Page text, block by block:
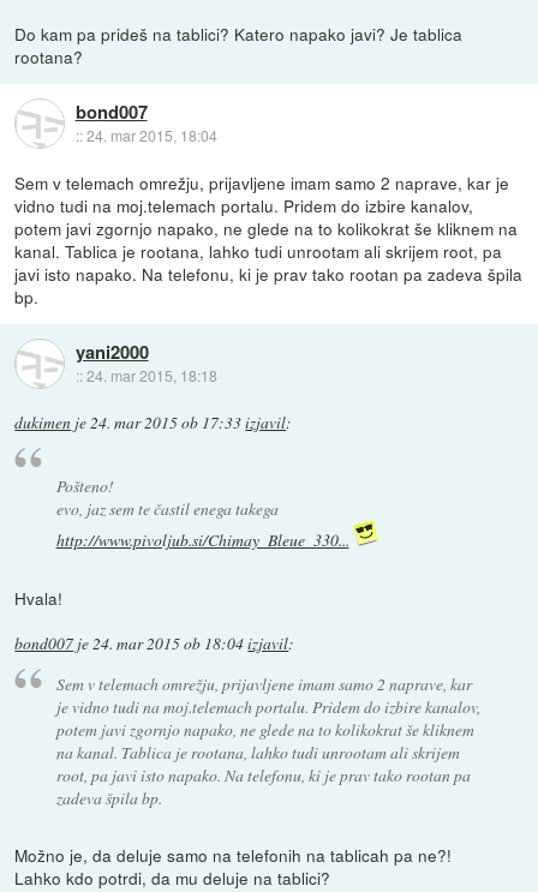
Do kam pa prideš na tablici? Katero napako javi? Je tablica
rootana?
bond007
::24. mar 2015, 18:04
Sem v telemach omrežju, prijavljene imam samo 2 naprave, kar je
vidno tudi na moj.telemach portalu. Pridem do izbire kanalov,
potem javi zgornjo napako, ne glede na to kolikokrat še kliknem na
kanal. Tablica je rootana, lahko tudi unrootam ali skrijem root, pa
javi isto napako. Na telefonu, ki je prav tako rootan pa zadeva špila
bp.
yani2000
::24. mar 2015, 18:18
dukimen je24. mar 2015 ob 17:33izjavil:
Pošteno!
evo, jaz sem te častil enega takega
http://www.pivoljub.si/Chimay_Bleue_330...
Hvala!
bond007 je24. mar 2015 ob 18:04izjavil:
Sem v telemach omrežju, prijavljene imam samo 2 naprave, kar
je vidno tudi na moj.telemach portalu. Pridem do izbire kanalov,
potem javi zgornjo napako, ne glede na to kolikokrat še kliknem
na kanal. Tablica je rootana, lahko tudi unrootam ali skrijem
root, pa javi isto napako. Na telefonu, ki je prav tako rootan pa
zadeva špila bp.
Možno je, da deluje samo na telefonih na tablicah pa ne?!
Lahko kdo potrdi, da mu deluje na tablici?